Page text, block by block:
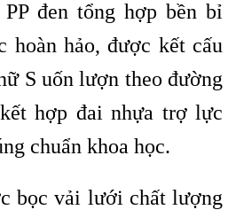
đen tổng hợp bền bỉ
hoàn hảo, được kết cấu
S uốn lượn theo đường
hợp đai nhựa trợ lực
chuẩn khoa học.
bọc vải lưới chất lượng